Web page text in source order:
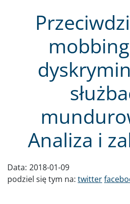
Analiza i
Data: 2018-01-09
podziel się tym na: twitter